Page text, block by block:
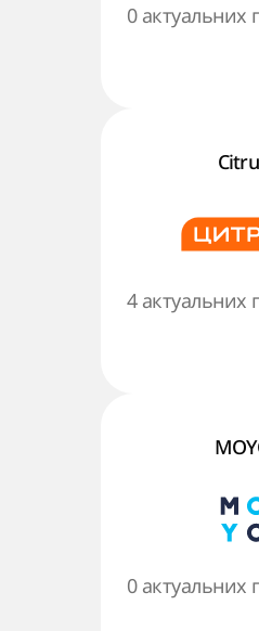
0 актуальних
4 актуальних
0 актуальних